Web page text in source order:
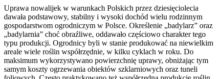
Uprawa nowalijek w warunkach Polskich przez dziesięciolecia
dawała podstawowy, stabilny i wysoki dochód wielu rodzinnym
gospodarstwom ogrodniczym w Polsce. Określenie „badylarz” oraz
„badylarnia” choć obraźliwe, oddawało częściowo charakter tego
typu produkcji. Ogrodnicy byli w stanie produkować na niewielkim
areale wiele roślin współrzędnie, w kilku cyklach w roku. Do
maksimum wykorzystywano powierzchnię uprawy, obniżając tym
samym koszty ogrzewania obiektów szklarniowych oraz tuneli